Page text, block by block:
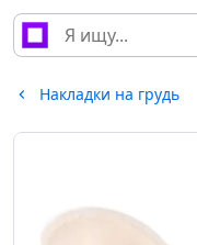
Накладки на грудь